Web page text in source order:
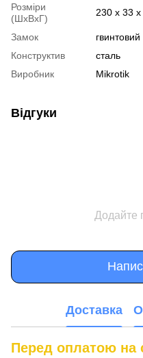
Розміри
(ШxВxГ)
230 x 33
Замок
гвинтовий
Конструктив
сталь
Виробник
Mikrotik
Відгуки
Додайте
Доставка
Перед оплатою на